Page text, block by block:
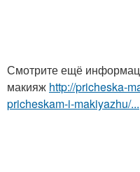
Смотрите ещё
макияж http://pricheska-
pricheskam-i-makiyazhu/...